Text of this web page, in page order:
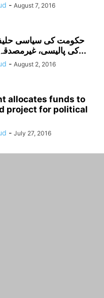
- August 7, 2016
حکومت کی سیاسی
کی پالیسی، غیرمصدقہ منصوبوں کے...
- August 2, 2016
allocates funds to
project for political
- July 27, 2016